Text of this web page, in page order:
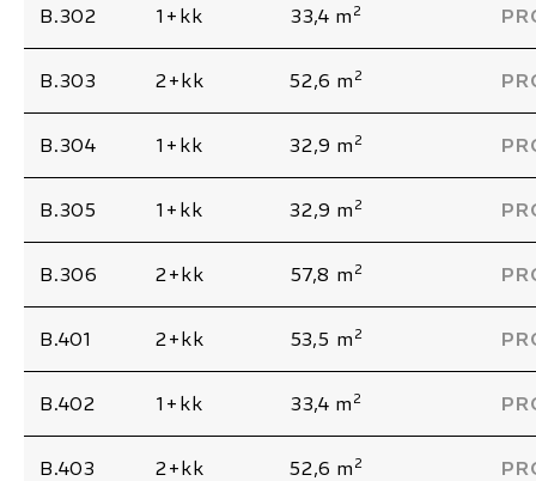
B.302 1+kk 33,4 m 2
B.303 2+kk 52,6 m 2
B.304 1+kk 32,9 m 2
B.305 1+kk 32,9 m 2
B.306 2+kk 57,8 m 2
B.401 2+kk 53,5 m 2
B.402 1+kk 33,4 m 2
B.403 2+kk 52,6 m 2